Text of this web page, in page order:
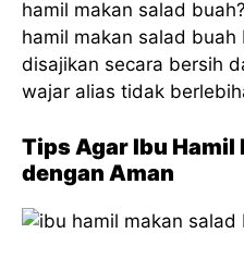
hamil makan salad
hamil makan salad
disajikan secara bersih
wajar alias tidak
Tips Agar Ibu Hamil
dengan Aman